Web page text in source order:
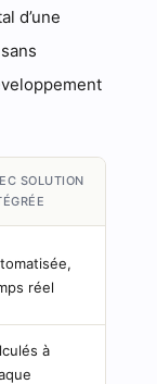
d’une
SOLUTION
réel
à